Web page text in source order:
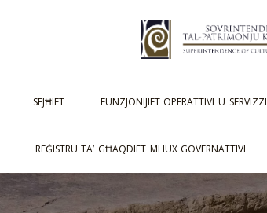
SEJĦIET FUNZJONIJIET OPERATTIVI U SERVIZZI
REĠISTRU TA’ GĦAQDIET MHUX GOVERNATTIVI